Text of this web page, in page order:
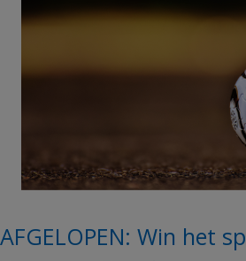
AFGELOPEN: Win het